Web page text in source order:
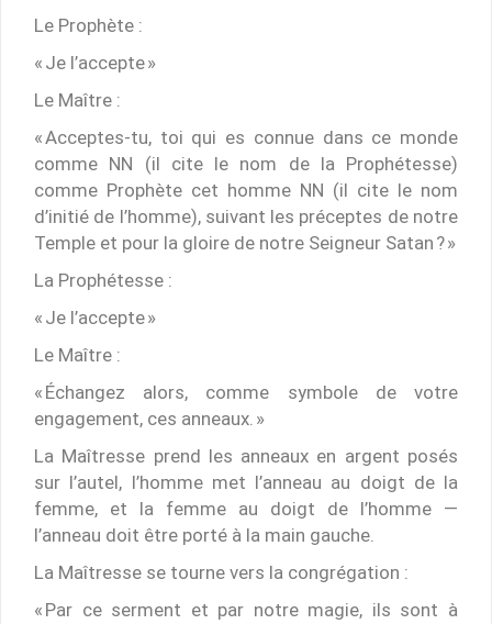
Le Prophète :
« Je l’accepte »
Le Maître :
« Acceptes-tu, toi qui es connue dans ce monde
comme NN (il cite le nom de la Prophétesse)
comme Prophète cet homme NN (il cite le nom
d’initié de l’homme), suivant les préceptes de notre
Temple et pour la gloire de notre Seigneur Satan ? »
La Prophétesse :
« Je l’accepte »
Le Maître :
« Échangez alors, comme symbole de votre
engagement, ces anneaux. »
La Maîtresse prend les anneaux en argent posés
sur l’autel, l’homme met l’anneau au doigt de la
femme, et la femme au doigt de l’homme —
l’anneau doit être porté à la main gauche.
La Maîtresse se tourne vers la congrégation :
« Par ce serment et par notre magie, ils sont à